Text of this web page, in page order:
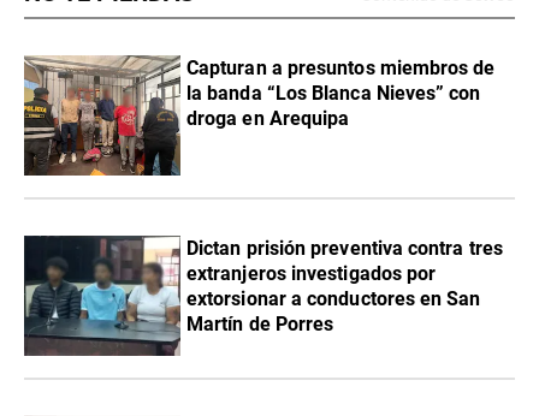
Capturan a presuntos miembros de
la banda “Los Blanca Nieves” con
droga en Arequipa
Dictan prisión preventiva contra tres
extranjeros investigados por
extorsionar a conductores en San
Martín de Porres